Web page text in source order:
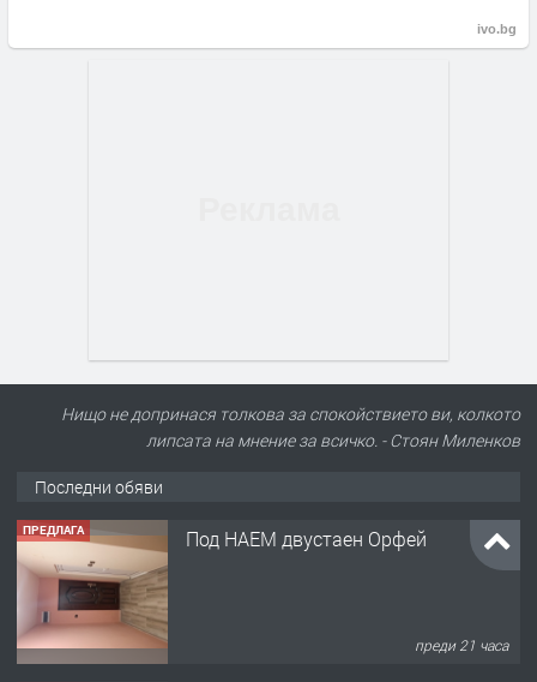
ivo.bg
Нищо не допринася толкова за спокойствието ви, колкото
липсата на мнение за всичко. - Стоян Миленков
Последни обяви
ПРЕДЛАГА Под НАЕМ двустаен Орфей
преди 21 часа